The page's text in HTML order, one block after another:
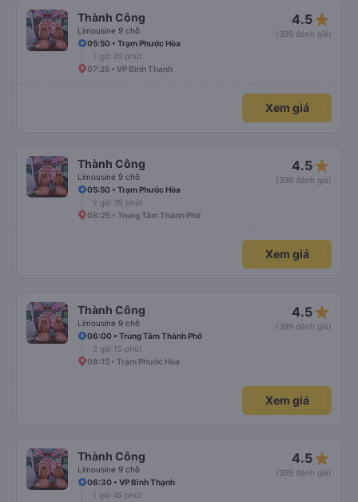
Thành Công
Limousine 9 chỗ
4.5 star_rate
(399 đánh giá)
05:50 • Trạm Phước Hòa
1 giờ 35 phút
07:25 • VP Bình Thạnh
Xem giá
Thành Công
Limousine 9 chỗ
4.5 star_rate
(399 đánh giá)
05:50 • Trạm Phước Hòa
2 giờ 35 phút
08:25 • Trung Tâm Thành Phố
Xem giá
Thành Công
Limousine 9 chỗ
4.5 star_rate
(399 đánh giá)
06:00 • Trung Tâm Thành Phố
2 giờ 15 phút
08:15 • Trạm Phước Hòa
Xem giá
Thành Công
Limousine 9 chỗ
4.5 star_rate
(399 đánh giá)
06:30 • VP Bình Thạnh
1 giờ 45 phút